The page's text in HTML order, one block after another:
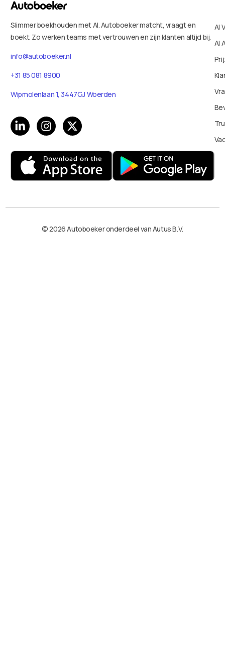
Slimmer boekhouden met AI. Autoboeker matcht, vraagt en
boekt. Zo werken teams met vertrouwen en zijn klanten altijd bij.
info@autoboeker.nl
+31 85 081 8900
Wipmolenlaan 1, 3447GJ Woerden
AI
AI
© 2026 Autoboeker onderdeel van Autus B.V.